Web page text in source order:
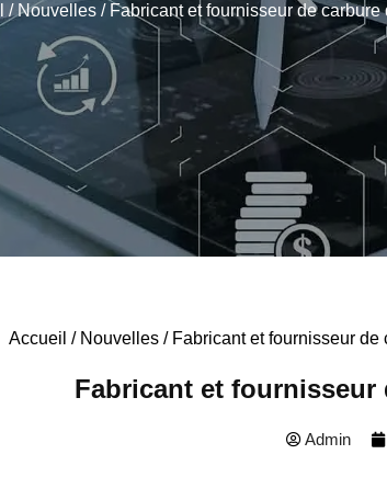
/Nouvelles/ Fabricant et fournisseur de
Accueil / Nouvelles / Fabricant et fournisseur
Fabricant et fournisseur
Admin